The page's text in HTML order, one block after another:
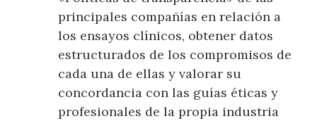
principales compañías en relación a
los ensayos clínicos, obtener datos
estructurados de los compromisos de
cada una de ellas y valorar su
concordancia con las guías éticas y
profesionales de la propia industria